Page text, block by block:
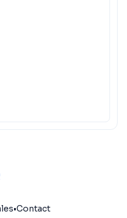
•Contact